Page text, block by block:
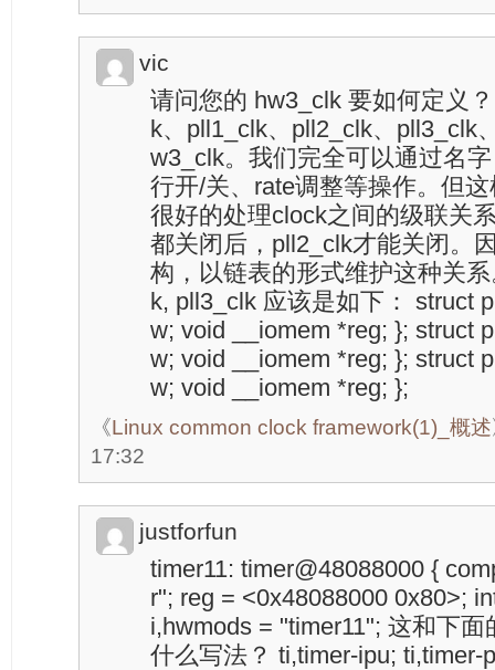
vic
请问您的 hw3_clk 要如何定义
k、pll1_clk、pll2_clk、pll3_clk
w3_clk。我们完全可以通过名
行开/关、rate调整等操作。但
很好的处理clock之间的级联关
都关闭后，pll2_clk才能关闭。
构，以链表的形式维护这种关
k, pll3_clk 应该是如下： struct
w; void __iomem *reg; }; struct
w; void __iomem *reg; }; struct
w; void __iomem *reg; };
《Linux common clock framework(1)_概述
17:32
justforfun
timer11: timer@48088000 {
r"; reg = <0x48088000 0x80>;
i,hwmods = "timer11"; 这和下
什么写法？ ti,timer-ipu; ti,timer-